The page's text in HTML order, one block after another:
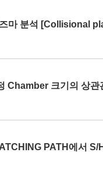
마 분석 [Collisional